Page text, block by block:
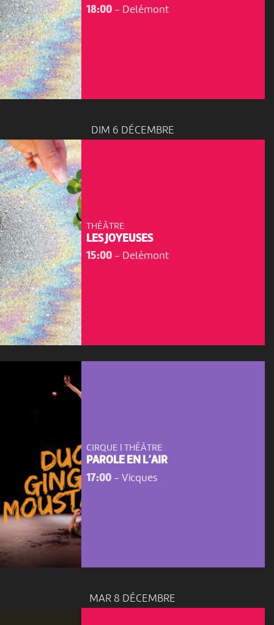
18:00- Delémont
DIM 6 DÉCEMBRE
THÉÂTRE
LES JOYEUSES
15:00- Delémont
CIRQUE | THÉÂTRE
PAROLE EN L’AIR
17:00- Vicques
MAR 8 DÉCEMBRE